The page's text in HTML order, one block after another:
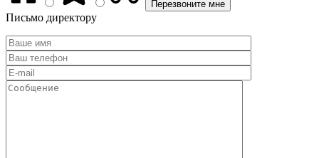
Письмо директору